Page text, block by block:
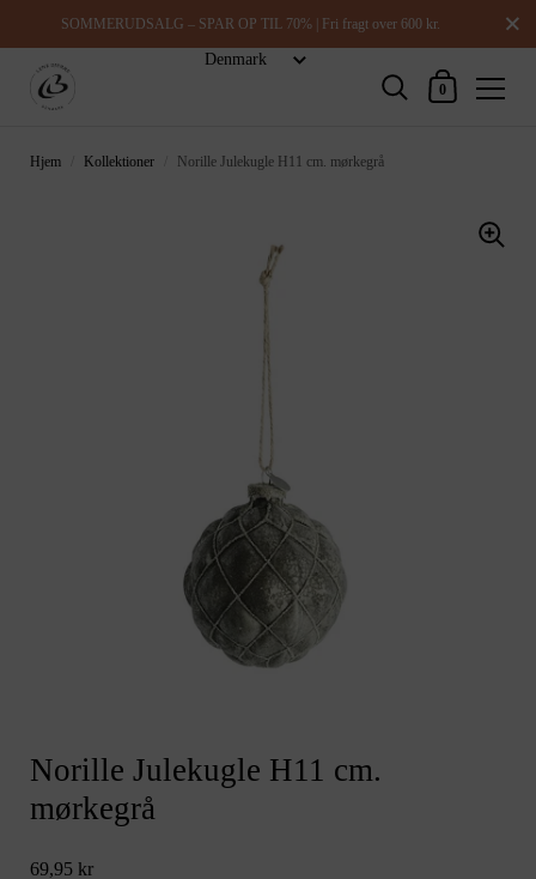
SOMMERUDSALG – SPAR OP TIL 70% | Fri fragt over 600 kr.
Indkøbskurv
0
Hjem Kollektioner Norille Julekugle H11 cm. mørkegrå
Norille Julekugle H11 cm.
mørkegrå
69,95 kr